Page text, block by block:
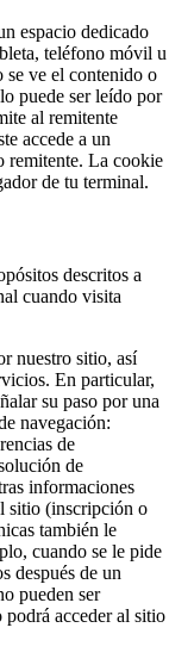
espacio dedicado
teléfono móvil u
ve el contenido o
puede ser leído por
al remitente
accede a un
remitente. La cookie
de tu terminal.
descritos a
cuando visita
nuestro sitio, así
En particular,
su paso por una
navegación:
de
de
informaciones
sitio (inscripción o
también le
cuando se le pide
después de un
pueden ser
podrá acceder al sitio